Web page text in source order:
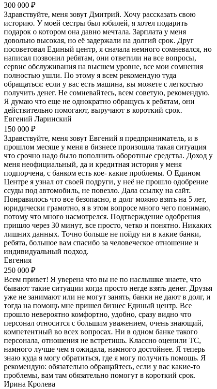
300 000 ₽
Здравствуйте, меня зовут Дмитрий. Хочу рассказать свою
историю. У моей сестры был юбилей, я хотел подарить
подарок о котором она давно мечтала. Зарплата у меня
довольно высокая, но её задержали на долгий срок. Друг
посоветовал Единый центр, я сначала немного сомневался, но
написал позвонил ребятам, они ответили на все вопросы,
сервис обслуживания на высшем уровне, все мои сомнения
полностью ушли. По этому я всем рекомендую туда
обращаться: если у вас есть машина, вы можете с легкостью
получить денег. Не сомневайтесь, всем советую, рекомендую.
Я думаю что еще не однократно обращусь к ребятам, они
действительно помогают, выручают в короткий срок.
Евгений Ларинский
150 000 ₽
Здравствуйте, меня зовут Евгений я предприниматель, и в
прошлом месяце у меня в бизнесе произошла такая ситуация
что срочно надо было пополнить оборотные средства. Доход у
меня неофициальный, да и кредитная история у меня
подпорчена, с банком есть кое- какие проблемы. О Едином
Центре я узнал от своей подруги, у неё не прошло одобрение
ссуды под автомобиль, не повезло. Дала ссылку на сайт.
Понравилось что все безопасно, в долг можно взять на 5 лет,
юридически грамотно, я в этом вопросе много чего понимаю,
потому что много насмотрелся. Подтверждение одобрения
пришло через 30 минут, все просто, четко и понятно. Никаких
лишних данных. Точно больше не пойду ни в какие банки,
ребята, большое вам спасибо за человеческое отношение и
индивидуальный подход.
Евгения
250 000 ₽
Всем привет! Я уверена что вы не по наслышке знаете, что
бывают такие ситуации когда просто негде взять денег. Друзья
уже не занимают или не могут занять, банки не дают в долг, и
тогда на помощь мне пришел бизнес Единый центр. Все
прошло невероятно комфортно, удобно, сразу видно что
персонал относится с большим уважением, очень знающий,
компетентный во всех вопросах. Ни в одном банке такого
персонала, отношения не встретишь. Классно оценили ТС,
намного лучше чем я ожидала, намного достойнее. Я теперь
знаю куда я могу обратиться, где я могу получить помощь. Я
рекомендую: обязательно обращайтесь, если у вас какие-то
проблемы, вам там обязательно помогут в короткий срок.
Ирина Кролева